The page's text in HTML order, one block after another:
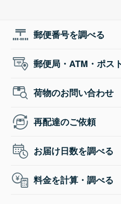
郵便番号を調べる
郵便局・ATM・ポス
荷物のお問い合わせ
再配達のご依頼
お届け日数を調べる
料金を計算・調べる